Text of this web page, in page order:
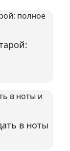
в ноты